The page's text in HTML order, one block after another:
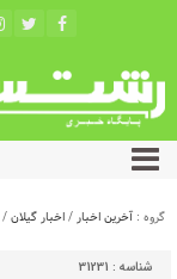
گروه : آخرین اخبار/اخبار گیلان/
شناسه : 31231